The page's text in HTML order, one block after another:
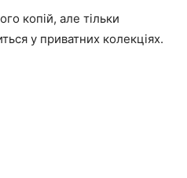
копій, але тільки
у приватних колекціях.